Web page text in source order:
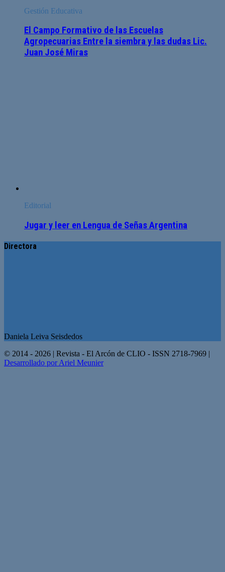
Gestión Educativa
El Campo Formativo de las Escuelas
Agropecuarias Entre la siembra y las dudas Lic.
Juan José Miras
Editorial
Jugar y leer en Lengua de Señas Argentina
Directora
Daniela Leiva Seisdedos
© 2014 - 2026 | Revista - El Arcón de CLIO - ISSN 2718-7969 |
Desarrollado por Ariel Meunier